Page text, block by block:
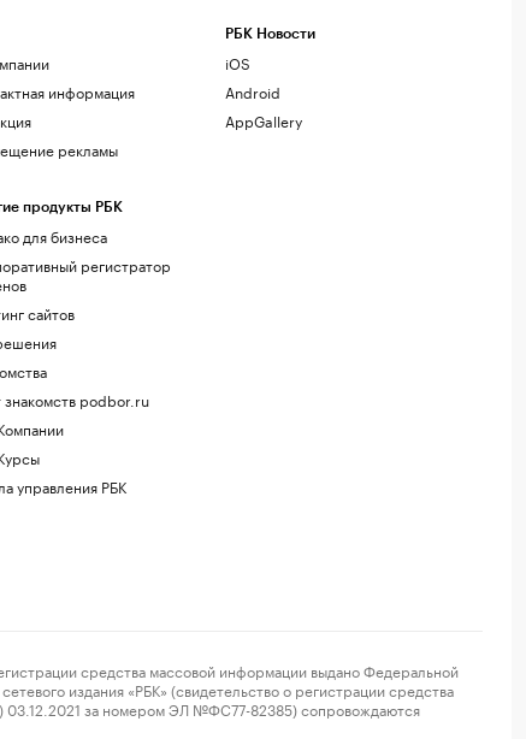
информация
рекламы
продукты РБК
для бизнеса
регистратор
сайтов
знакомств podbor.ru
управления РБК
РБК Новости
iOS
Android
AppGallery
средства массовой информации выдано Федеральной
издания «РБК» (свидетельство о регистрации средства
03.12.2021 за номером ЭЛ №ФС77-82385) сопровождаются